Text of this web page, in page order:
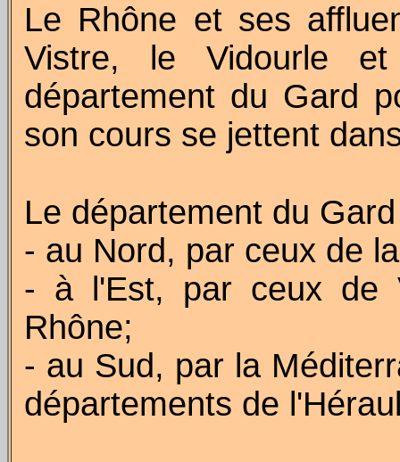
Le Rhône et ses
Vistre, le Vidourle
département du Gard
son cours se jettent
Le département du
- au Nord, par ceux de
- à l'Est, par ceux de
Rhône;
- au Sud, par la
départements de